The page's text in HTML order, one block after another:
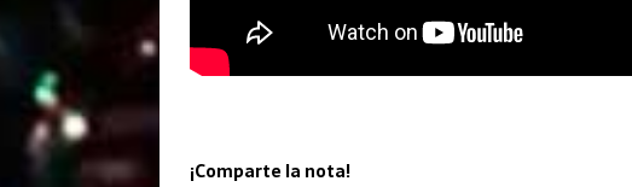
¡Comparte la nota!